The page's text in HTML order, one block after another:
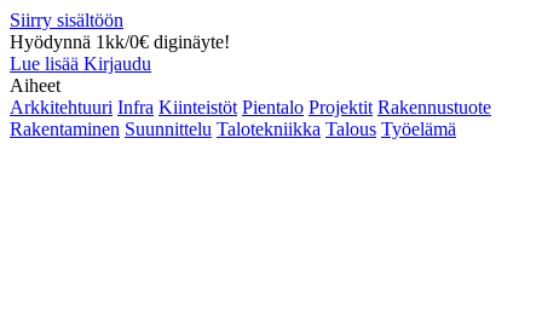
Siirry sisältöön
Hyödynnä 1kk/0€ diginäyte!
Lue lisää Kirjaudu
Aiheet
Arkkitehtuuri Infra Kiinteistöt Pientalo Projektit Rakennustuote
Rakentaminen Suunnittelu Talotekniikka Talous Työelämä